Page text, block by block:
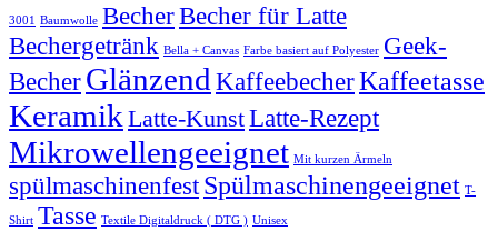
3001 Baumwolle BecherBecher für Latte
Bechergetränk Bella + Canvas Farbe basiert auf Polyester Geek-
BecherGlänzend KaffeebecherKaffeetasse
Keramik Latte-KunstLatte-Rezept
Mikrowellengeeignet Mit kurzen Ärmeln
spülmaschinenfestSpülmaschinengeeignet T-
Shirt Tasse Textile Digitaldruck ( DTG ) Unisex